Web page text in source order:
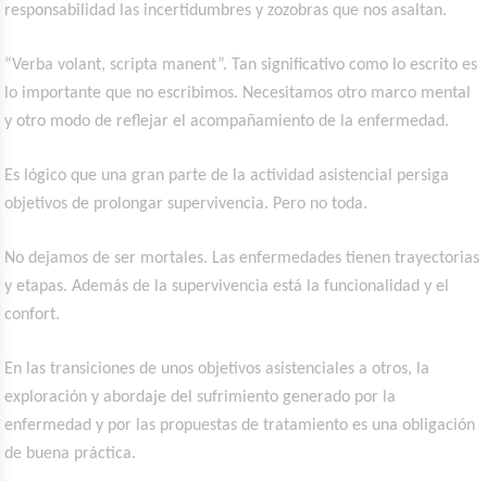
responsabilidad las incertidumbres y zozobras que nos asaltan.
“Verba volant, scripta manent”. Tan significativo como lo escrito es
lo importante que no escribimos. Necesitamos otro marco mental
y otro modo de reflejar el acompañamiento de la enfermedad.
Es lógico que una gran parte de la actividad asistencial persiga
objetivos de prolongar supervivencia. Pero no toda.
No dejamos de ser mortales. Las enfermedades tienen trayectorias
y etapas. Además de la supervivencia está la funcionalidad y el
confort.
En las transiciones de unos objetivos asistenciales a otros, la
exploración y abordaje del sufrimiento generado por la
enfermedad y por las propuestas de tratamiento es una obligación
de buena práctica.